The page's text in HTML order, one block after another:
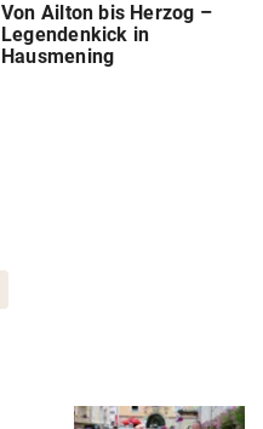
Von Ailton bis Herzog –
Legendenkick in
Hausmening